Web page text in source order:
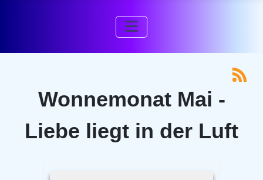
Wonnemonat Mai -
Liebe liegt in der Luft